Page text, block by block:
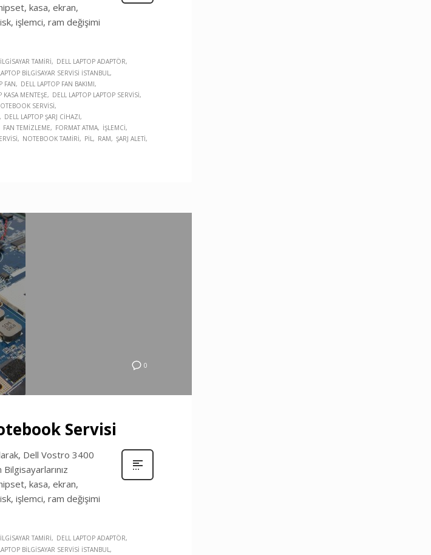
kasa, ekran,
işlemci, ram değişimi
TAMIRI
DELL LAPTOP ADAPTÖR
BILGISAYAR SERVISI İSTANBUL
FAN
DELL LAPTOP FAN BAKIMI
KASA MENTEŞE
DELL LAPTOP LAPTOP SERVISI
SERVISI
DELL LAPTOP ŞARJ CIHAZI
FAN TEMIZLEME FORMAT ATMA
İŞLEMCI
NOTEBOOK TAMIRI PIL RAM
ŞARJ ALETI
0
Servisi
Dell Vostro 3400
kasa, ekran,
işlemci, ram değişimi
TAMIRI
DELL LAPTOP ADAPTÖR
BILGISAYAR SERVISI İSTANBUL